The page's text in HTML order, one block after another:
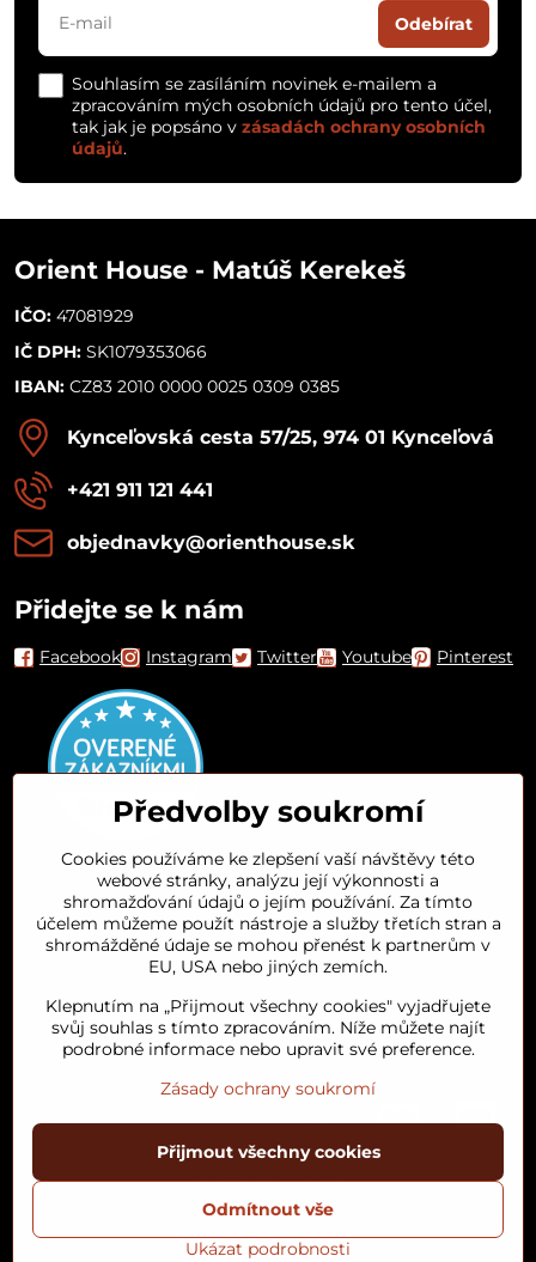
Odebírat
Souhlasím se zasíláním novinek e-mailem a
zpracováním mých osobních údajů pro tento účel,
tak jak je popsáno v zásadách ochrany osobních
údajů.
Orient House - Matúš Kerekeš
IČO: 47081929
IČ DPH: SK1079353066
IBAN: CZ83 2010 0000 0025 0309 0385
Kynceľovská cesta 57/25, 974 01 Kynceľová
+421 911 121 441
objednavky​@orienthouse​.sk
Přidejte se k nám
Facebook Instagram Twitter Youtube Pinterest
Orient House
Arganový olej
Oblíbené kategorie
©2026Copyright
Předvolby soukromíZásady ochrany soukromí
Podmínky používáníStav objednávky
Předvolby soukromí
Cookies používáme ke zlepšení vaší návštěvy této
webové stránky, analýzu její výkonnosti a
shromažďování údajů o jejím používání. Za tímto
účelem můžeme použít nástroje a služby třetích stran a
shromážděné údaje se mohou přenést k partnerům v
EU, USA nebo jiných zemích.
Klepnutím na „Přijmout všechny cookies" vyjadřujete
svůj souhlas s tímto zpracováním. Níže můžete najít
podrobné informace nebo upravit své preference.
Zásady ochrany soukromí
Ukázat podrobnosti
Přijmout všechny cookies
Odmítnout vše